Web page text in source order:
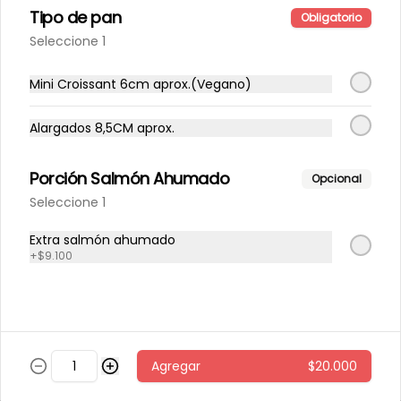
horno con cascara, repollo morado,
zanahoria, pollo grille en cubos,
sésamo, salsa de miel picante.
cilantro, repollo morado, zanahoria,
pollo grille en cubos, aderezo de
Sandwich 🍔
Tipo de pan Obligatorio
Seleccione 1
Mini Croissant 6cm aprox.(Vegano)
Alargados 8,5CM aprox.
Porción Salmón Ahumado Opcional
Seleccione 1
Extra salmón ahumado
+$9.100
Agregar $20.000